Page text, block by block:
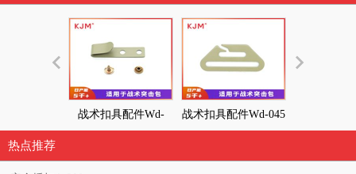
战术扣具配件Wd- 战术扣具配件Wd-045
热点推荐